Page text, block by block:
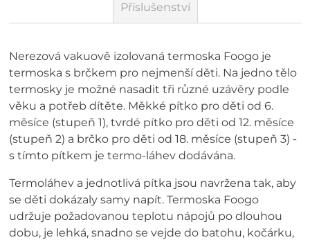
Příslušenství
Nerezová vakuově izolovaná termoska Foogo je
termoska s brčkem pro nejmenší děti. Na jedno tělo
termosky je možné nasadit tři různé uzávěry podle
věku a potřeb dítěte. Měkké pítko pro děti od 6.
měsíce (stupeň 1), tvrdé pítko pro děti od 12. měsíce
(stupeň 2) a brčko pro děti od 18. měsíce (stupeň 3) -
s tímto pítkem je termo-láhev dodávána.
Termoláhev a jednotlivá pítka jsou navržena tak, aby
se děti dokázaly samy napít. Termoska Foogo
udržuje požadovanou teplotu nápojů po dlouhou
dobu, je lehká, snadno se vejde do batohu, kočárku,